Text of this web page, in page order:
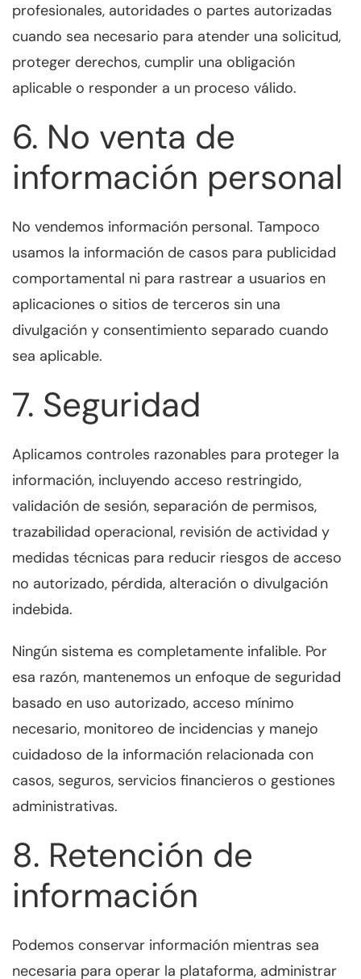
profesionales, autoridades o partes autorizadas
cuando sea necesario para atender una solicitud,
proteger derechos, cumplir una obligación
aplicable o responder a un proceso válido.
6. No venta de
información personal
No vendemos información personal. Tampoco
usamos la información de casos para publicidad
comportamental ni para rastrear a usuarios en
aplicaciones o sitios de terceros sin una
divulgación y consentimiento separado cuando
sea aplicable.
7. Seguridad
Aplicamos controles razonables para proteger la
información, incluyendo acceso restringido,
validación de sesión, separación de permisos,
trazabilidad operacional, revisión de actividad y
medidas técnicas para reducir riesgos de acceso
no autorizado, pérdida, alteración o divulgación
indebida.
Ningún sistema es completamente infalible. Por
esa razón, mantenemos un enfoque de seguridad
basado en uso autorizado, acceso mínimo
necesario, monitoreo de incidencias y manejo
cuidadoso de la información relacionada con
casos, seguros, servicios financieros o gestiones
administrativas.
8. Retención de
información
Podemos conservar información mientras sea
necesaria para operar la plataforma, administrar